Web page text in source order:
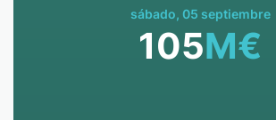
sábado, 05 septiembre
105M€